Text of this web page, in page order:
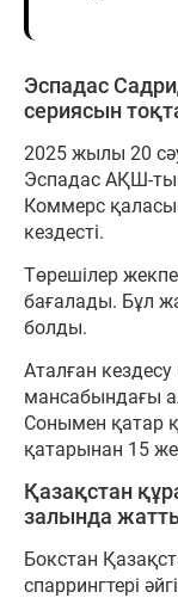
Эспадас
сериясын
2025 жылы 20
Эспадас АҚШ-
Коммерс
кездесті.
Төрешілер
бағалады. Бұл
болды.
Аталған
мансабындағы
Сонымен қатар
қатарынан 15
Қазақстан
залында
Бокстан
спаррингтері